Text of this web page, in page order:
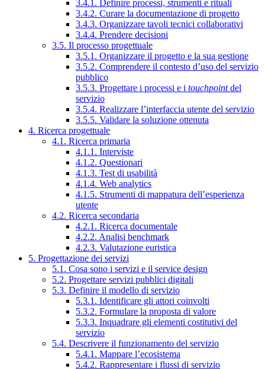
3.4.1. Definire processi, strumenti e rituali
3.4.2. Curare la documentazione di progetto
3.4.3. Organizzare tavoli tecnici collaborativi
3.4.4. Prendere decisioni
3.5. Il processo progettuale
3.5.1. Organizzare il progetto e la sua gestione
3.5.2. Comprendere il contesto d’uso del servizio
pubblico
3.5.3. Progettare i processi e i touchpointdel
servizio
3.5.4. Realizzare l’interfaccia utente del servizio
3.5.5. Validare la soluzione ottenuta
4. Ricerca progettuale
4.1. Ricerca primaria
4.1.1. Interviste
4.1.2. Questionari
4.1.3. Test di usabilità
4.1.4. Web analytics
4.1.5. Strumenti di mappatura dell’esperienza
utente
4.2. Ricerca secondaria
4.2.1. Ricerca documentale
4.2.2. Analisi benchmark
4.2.3. Valutazione euristica
5. Progettazione dei servizi
5.1. Cosa sono i servizi e il service design
5.2. Progettare servizi pubblici digitali
5.3. Definire il modello di servizio
5.3.1. Identificare gli attori coinvolti
5.3.2. Formulare la proposta di valore
5.3.3. Inquadrare gli elementi costitutivi del
servizio
5.4. Descrivere il funzionamento del servizio
5.4.1. Mappare l’ecosistema
5.4.2. Rappresentare i flussi di servizio